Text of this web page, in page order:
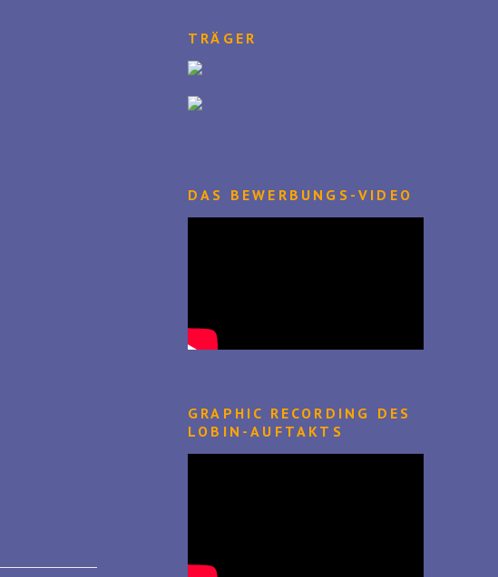
TRÄGER
DAS BEWERBUNGS-VIDEO
GRAPHIC RECORDING DES
LOBIN-AUFTAKTS